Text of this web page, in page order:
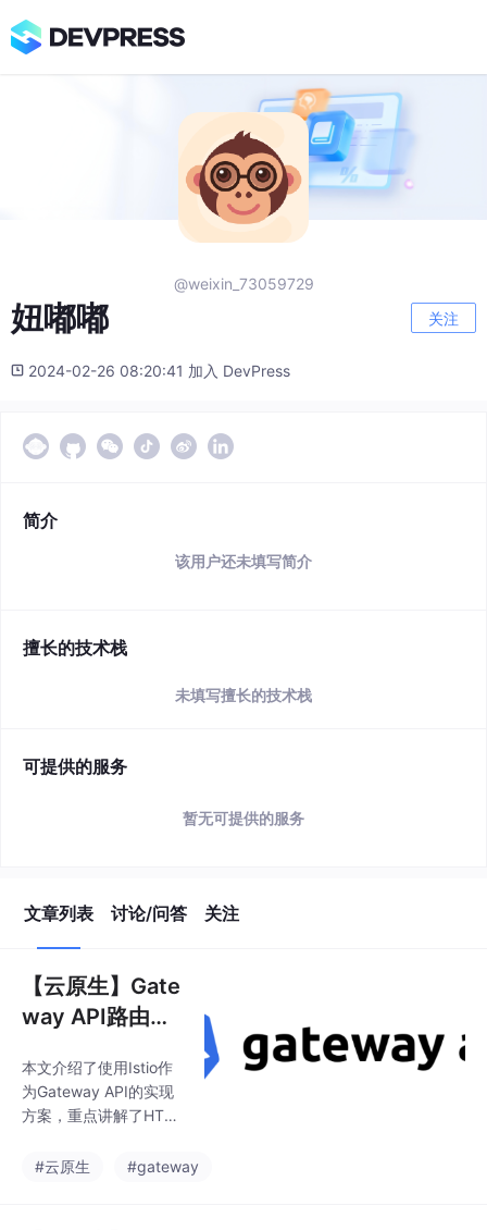
@weixin_73059729
妞嘟嘟 关注
2024-02-26 08:20:41 加入 DevPress
简介
该用户还未填写简介
擅长的技术栈
未填写擅长的技术栈
可提供的服务
暂无可提供的服务
文章列表 讨论/问答 关注
【云原生】Gate
way API路由、
等关键操作
本文介绍了使用Istio作
为Gateway API的实现
方案，重点讲解了HTT
内容包括： 部署Istio服
#云原生 #gateway